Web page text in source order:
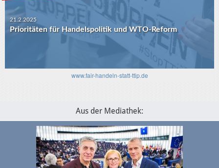
21.2.2025
Prioritäten für Handelspolitik und WTO-Reform
www.fair-handeln-statt-ttip.de
Aus der Mediathek: